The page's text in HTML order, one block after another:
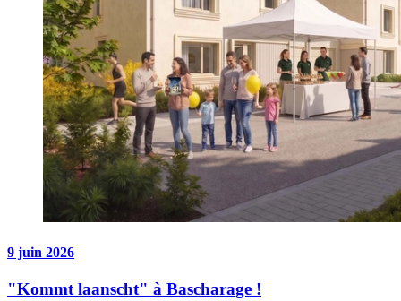
9 juin 2026
"Kommt laanscht" à Bascharage !